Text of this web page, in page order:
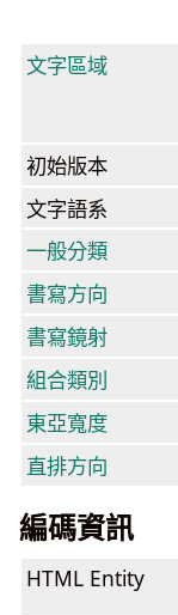
文字區域
初始版本
文字語系
一般分類
書寫方向
書寫鏡射
組合類別
東亞寬度
直排方向
編碼資訊
HTML Entity